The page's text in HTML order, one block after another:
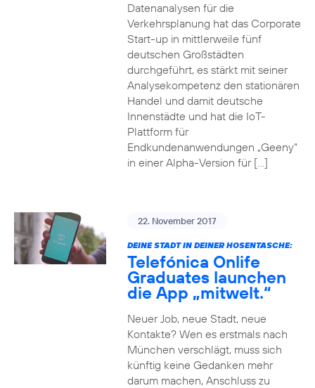
Datenanalysen für die
Verkehrsplanung hat das Corporate
Start-up in mittlerweile fünf
deutschen Großstädten
durchgeführt, es stärkt mit seiner
Analysekompetenz den stationären
Handel und damit deutsche
Innenstädte und hat die IoT-
Plattform für
Endkundenanwendungen „Geeny“
in einer Alpha-Version für […]
22. November 2017
DEINE STADT IN DEINER HOSENTASCHE:
Telefónica Onlife
Graduates launchen
die App „mitwelt.“
Neuer Job, neue Stadt, neue
Kontakte? Wen es erstmals nach
München verschlägt, muss sich
künftig keine Gedanken mehr
darum machen, Anschluss zu